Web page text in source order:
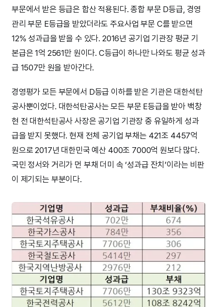
부문에서 받은 등급은 합산 적용된다. 종합 부문 D등급, 경영
관리 부문 E등급을 받았더라도 주요사업 부문 C를 받으면
12% 성과급을 받을 수 있다. 2016년 공기업 기관장 평균 기
본급은 1억 2561만 원이다. C등급이 하나만 나와도 평균 성과
급 1507만 원을 받아간다.
경영평가 모든 부문에서 D등급 이하를 받은 기관은 대한석탄
공사뿐이었다. 대한석탄공사는 모든 부문 E등급을 받아 백창
현 전 대한석탄공사 사장은 공기업 기관장 중 유일하게 성과
급을 받지 못했다. 현재 전체 공기업 부채는 421조 4457억
원으로 2017년 대한민국 예산 400조 7000억 원보다 많다.
국민 정서와 거리가 먼 부채 더미 속 ‘성과급 잔치’이라는 비판
이 제기되는 부분이다.